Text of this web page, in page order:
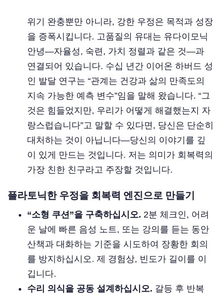
위기 완충뿐만 아니라, 강한 우정은 목적과 성장
을 증폭시킵니다. 고품질의 유대는 유다이모닉
안녕—자율성, 숙련, 가치 정렬과 같은 것—과
연결되어 있습니다. 수십 년간 이어온 하버드 성
인 발달 연구는 “관계는 건강과 삶의 만족도의
지속 가능한 예측 변수”임을 말해 왔습니다. “그
것은 힘들었지만, 우리가 어떻게 해결했는지 자
랑스럽습니다”고 말할 수 있다면, 당신은 단순히
대처하는 것이 아닙니다—당신의 이야기를 깊
이 있게 만드는 것입니다. 저는 의미가 회복력의
가장 친한 친구라고 주장할 것입니다.
플라토닉한 우정을 회복력 엔진으로 만들기
“소형 쿠션”을 구축하십시오. 2분 체크인, 어려
운 날에 빠른 음성 노트, 또는 강의를 듣는 동안
산책과 대화하는 기준을 시도하여 장황한 회의
를 방지하십시오. 제 경험상, 빈도가 길이를 이
깁니다.
수리 의식을 공동 설계하십시오. 갈등 후 반복